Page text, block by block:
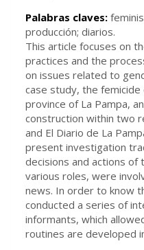
Palabras claves:
producción; diarios.
This article focuses on
practices and the
on issues related to
case study, the
province of La Pampa,
construction within two
and El Diario de La
present investigation
decisions and actions of
various roles, were
news. In order to know
conducted a series of
informants, which
routines are developed